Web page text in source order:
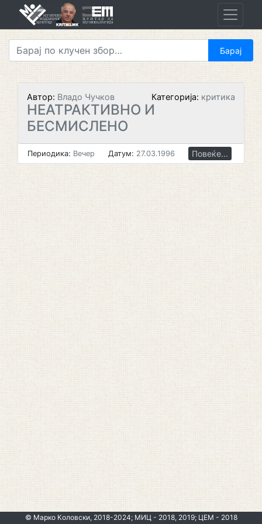
Автор: Владо Чучков Категорија: критика
НЕАТРАКТИВНО И
БЕСМИСЛЕНО
Периодика: Вечер Датум: 27.03.1996 Повеќе...
© Марко Коловски, 2018-2024; МИЦ - 2018, 2019; ЦЕМ - 2018